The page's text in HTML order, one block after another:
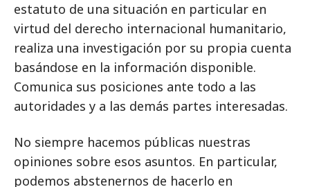
estatuto de una situación en particular en
virtud del derecho internacional humanitario,
realiza una investigación por su propia cuenta
basándose en la información disponible.
Comunica sus posiciones ante todo a las
autoridades y a las demás partes interesadas.
No siempre hacemos públicas nuestras
opiniones sobre esos asuntos. En particular,
podemos abstenernos de hacerlo en